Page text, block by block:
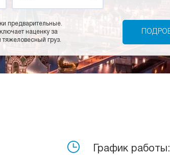
предварительные.
наценку за
тяжеловесный груз.
График работы: